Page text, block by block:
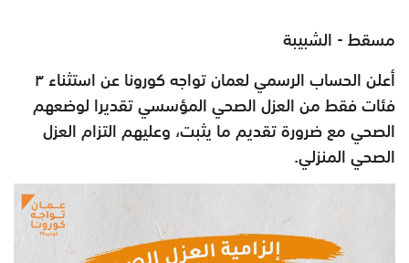
مسقط - الشبيبة
أعلن الحساب الرسمي لعمان تواجه كورونا عن استثناء ٣
فئات فقط من العزل الصحي المؤسسي تقديرا لوضعهم
الصحي مع ضرورة تقديم ما يثبت، وعليهم التزام العزل
الصحي المنزلي.